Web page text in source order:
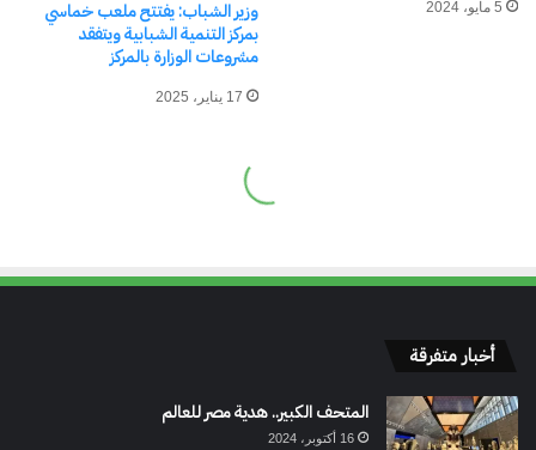
أخبار متفرقة
المتحف الكبير.. هدية مصر للعالم
16 أكتوبر، 2024